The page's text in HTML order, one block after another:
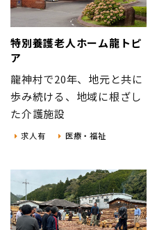
特別養護老人ホーム龍トピ
ア
龍神村で20年、地元と共に
歩み続ける、地域に根ざし
た介護施設
求人有 医療・福祉